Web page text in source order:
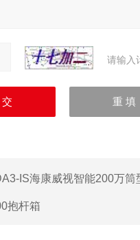
请输入
IS海康威视智能200万筒
抱杆箱